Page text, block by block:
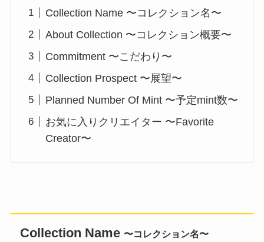
Collection Name 〜コレクション名〜
About Collection 〜コレクション概要〜
Commitment 〜こだわり〜
Collection Prospect 〜展望〜
Planned Number Of Mint 〜予定mint数〜
お気に入りクリエイター 〜Favorite
Creator〜
Collection Name 〜コレクション名〜